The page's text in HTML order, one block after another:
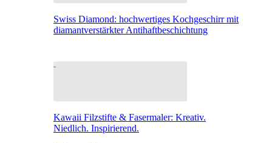
Swiss Diamond: hochwertiges Kochgeschirr mit
diamantverstärkter Antihaftbeschichtung
Kawaii Filzstifte & Fasermaler: Kreativ.
Niedlich. Inspirierend.